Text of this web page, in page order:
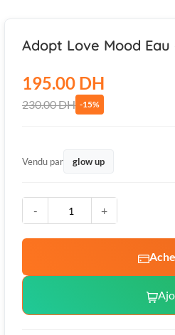
Adopt Love Mood
195.00 DH
230.00 DH -15%
Vendu par glow up
- +